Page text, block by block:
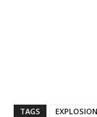
TAGS EXPLOSION